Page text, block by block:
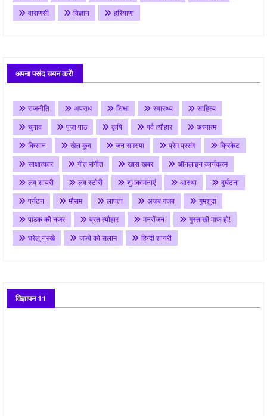
वाराणसी
विज्ञान हरियाणा
अपना पसंद चयन करें!
राजनीति अपराध शिक्षा स्वास्थ्य
साहित्य
चुनाव
पूजा पाठ कृषि पर्व त्यौहार
अध्यात्म
किसान
खेल कूद जन समस्या प्रेम प्रसंग
क्रिकेट
साक्षात्कार
गीत संगीत खास खबर
ऑनलाइन कार्यक्रम
लव शायरी
लव स्टोरी शुभकामनाएं आस्था
दुर्घटना
पर्यटन
मौसम लापता अजब गजब
गुमशुदा
पाठक की नजर
व्रत त्यौहार मनरोंजन
गुस्ताखी माफ हो!
घरेलू नुस्खे
जज्बे को सलाम हिन्दी शायरी
विज्ञापन 11